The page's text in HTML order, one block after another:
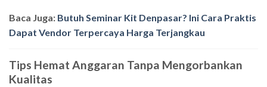
Baca Juga: Butuh Seminar Kit Denpasar? Ini Cara Praktis
Dapat Vendor Terpercaya Harga Terjangkau
Tips Hemat Anggaran Tanpa Mengorbankan
Kualitas